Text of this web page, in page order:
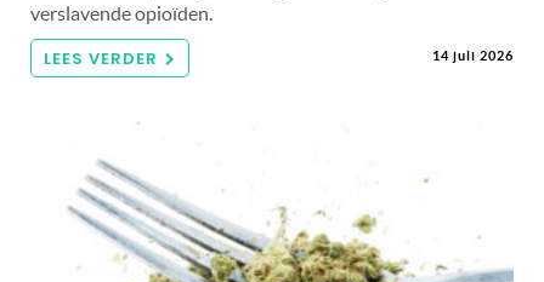
verslavende opioïden.
LEES VERDER 14 juli 2026